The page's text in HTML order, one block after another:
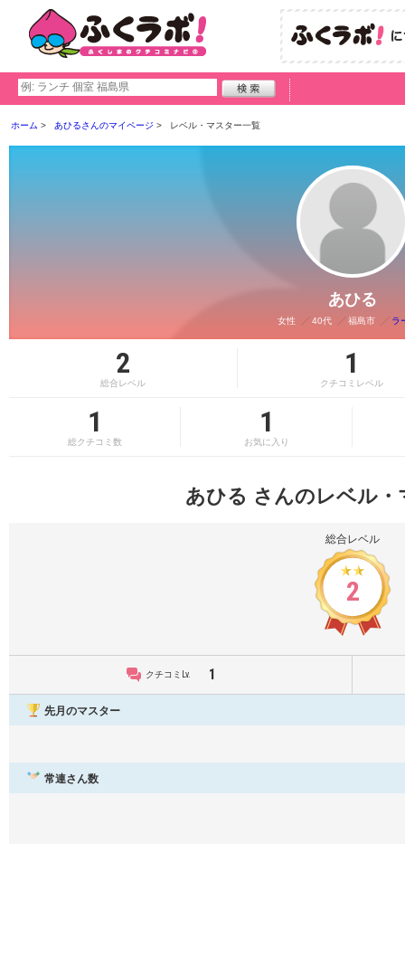
ホーム あひるさんのマイページ レベル・マスター一覧
あひる
女性 40代 福島市 ラ
2
総合レベル
1
クチコミレベル
1
総クチコミ数
1
お気に入り
あひる さんのレベル・
総合レベル
2
クチコミLv. 1
先月のマスター
常連さん数